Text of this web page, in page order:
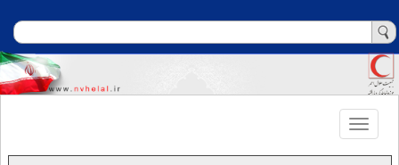
Toggle
navigation